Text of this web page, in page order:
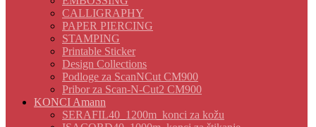
CALLIGRAPHY
PAPER PIERCING
STAMPING
Printable Sticker
Design Collections
Podloge za ScanNCut CM900
Pribor za Scan-N-Cut2 CM900
KONCI Amann
SERAFIL40_1200m_konci za kožu